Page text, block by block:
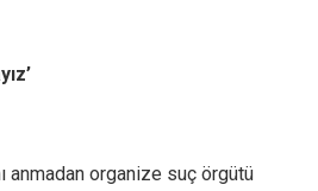
anmadan organize suç örgütü